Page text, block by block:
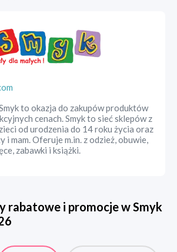
to okazja do zakupów produktów
cenach. Smyk to sieć sklepów z
od urodzenia do 14 roku życia oraz
i mam. Oferuje m.in. z odzież, obuwie,
zabawki i książki.
rabatowe i promocje wSmyk